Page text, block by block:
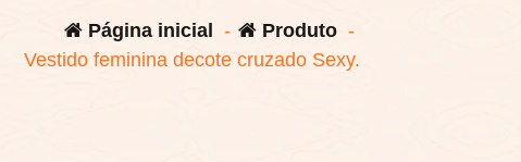
Página inicial - Produto -
Vestido feminina decote cruzado Sexy.